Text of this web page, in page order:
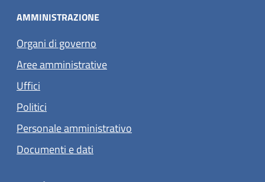
AMMINISTRAZIONE
Organi di governo
Aree amministrative
Uffici
Politici
Personale amministrativo
Documenti e dati